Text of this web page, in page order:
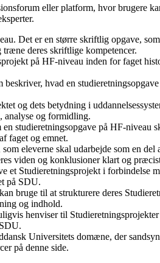
eller platform, hvor brugere
Det er en større skriftlig opgave,
træne deres skriftlige kompetencer.
på HF-niveau inden for faget
hvad en
og dets betydning i
analyse og formidling.
studieretningsopgave på HF-
faget og emnet.
eleverne skal udarbejde som en
viden og konklusioner klart og
et Studieretningsprojekt i forbindelse
på SDU.
bruge til at strukturere deres
og indhold.
henviser til
Universitets domæne, der
på denne side.